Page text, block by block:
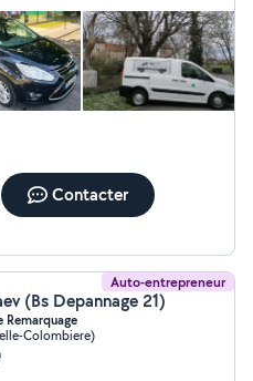
le meilleur rapport
Contacter
Auto-entrepreneur
(Bs Depannage 21)
Remarquage
Colombiere)